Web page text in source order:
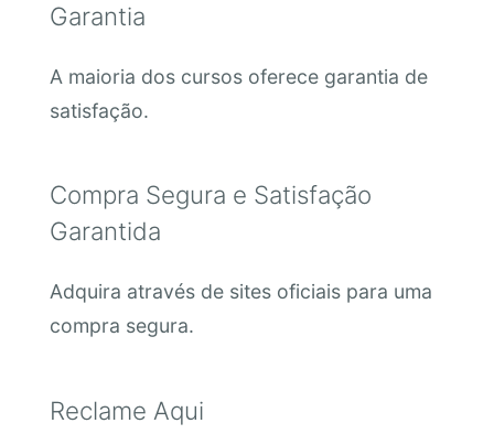
Garantia
A maioria dos cursos oferece garantia de
satisfação.
Compra Segura e Satisfação
Garantida
Adquira através de sites oficiais para uma
compra segura.
Reclame Aqui